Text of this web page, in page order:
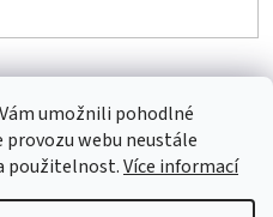
umožnili pohodlné
webu neustále
použitelnost.Více informací